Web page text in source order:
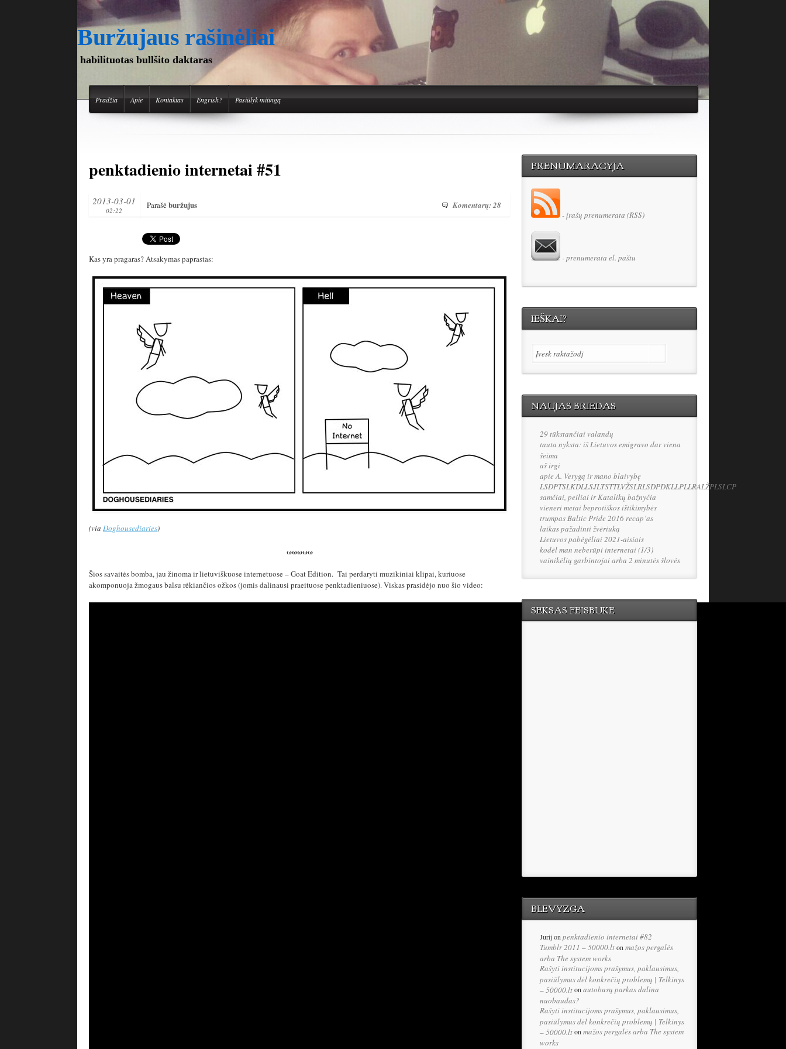
Buržujaus rašinėliai
habilituotas bullšito daktaras
Pradžia Apie Kontaktas Engrish? Pasiūlyk mitingą
penktadienio internetai #51
2013-03-01
02:22
Komentarų: 28
Parašėburžujus
Kas yra pragaras? Atsakymas paprastas:
(via Doghousediaries)
ωωωωω
Šios savaitės bomba, jau žinoma ir lietuviškuose internetuose – Goat Edition. Tai perdaryti muzikiniai klipai, kuriuose
akomponuoja žmogaus balsu rėkiančios ožkos (jomis dalinausi praeituose penktadieniuose). Viskas prasidėjo nuo šio video:
PRENUMARACYJA
- įrašų prenumerata (RSS)
- prenumerata el. paštu
IEŠKAI?
NAUJAS BRIEDAS
29 tūkstančiai valandų
tauta nyksta: iš Lietuvos emigravo dar viena
šeima
aš irgi
apie A. Verygą ir mano blaivybę
LSDPTSLKDLLSJLTSTTLVŽSLRLSDPDKLLPLLRALŽPLSLCP
samčiai, peiliai ir Katalikų bažnyčia
vieneri metai beprotiškos ištikimybės
trumpas Baltic Pride 2016 recap’as
laikas pažadinti žvėriuką
Lietuvos pabėgėliai 2021-aisiais
kodėl man neberūpi internetai (1/3)
vainikėlių garbintojai arba 2 minutės šlovės
SEKSAS FEISBUKE
BLEVYZGA
Jurijon penktadienio internetai #82
Tumblr 2011 – 50000.lton mažos pergalės
arba The system works
Rašyti institucijoms prašymus, paklausimus,
pasiūlymus dėl konkrečių problemų | Telkinys
– 50000.lton autobusų parkas dalina
nuobaudas?
Rašyti institucijoms prašymus, paklausimus,
pasiūlymus dėl konkrečių problemų | Telkinys
– 50000.lton mažos pergalės arba The system
works